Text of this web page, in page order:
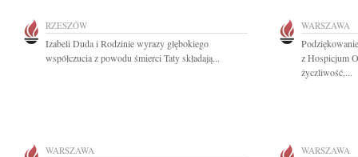
RZESZÓW
Izabeli Duda i Rodzinie wyrazy głębokiego
współczucia z powodu śmierci Taty składają...
WARSZAWA
z Hospicjum
życzliwość,...
WARSZAWA WARSZAWA